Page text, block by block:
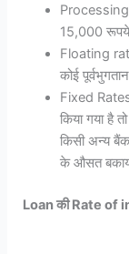
Processing
15,000
Floating
कोई
Fixed
किया गया है
किसी अन्य बैंक/
के औसत
LoanकीRate of